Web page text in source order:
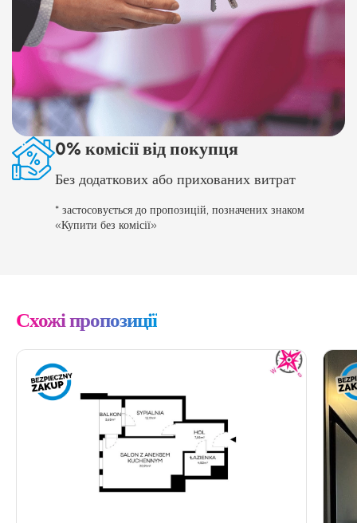
0% комісії від покупця
Без додаткових або прихованих витрат
* застосовується до пропозицій, позначених знаком
«Купити без комісії»
Схожі пропозиції